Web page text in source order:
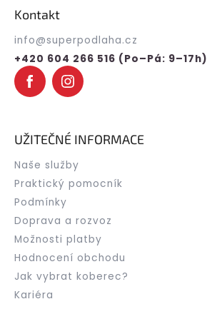
Kontakt
info@superpodlaha.cz
+420 604 266 516 (Po–Pá: 9–17h)
UŽITEČNÉ INFORMACE
Naše služby
Praktický pomocník
Podmínky
Doprava a rozvoz
Možnosti platby
Hodnocení obchodu
Jak vybrat koberec?
Kariéra